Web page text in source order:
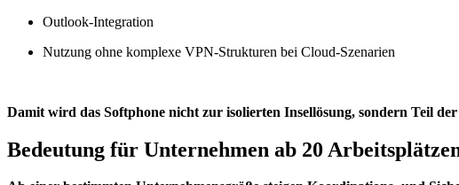
Outlook-Integration
Nutzung ohne komplexe VPN-Strukturen bei Cloud-Szenarien
Damit wird das Softphone nicht zur isolierten Insellösung, sondern Teil
Bedeutung für Unternehmen ab 20